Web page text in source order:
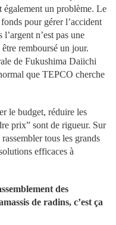
également un problème. Le
pour gérer l’accident
n’est pas une
remboursé un jour.
de Fukushima Daiichi
que TEPCO cherche
le budget, réduire les
prix” sont de rigueur. Sur
tous les grands
efficaces à
des
de radins, c’est ça